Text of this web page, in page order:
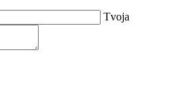
Tvoja